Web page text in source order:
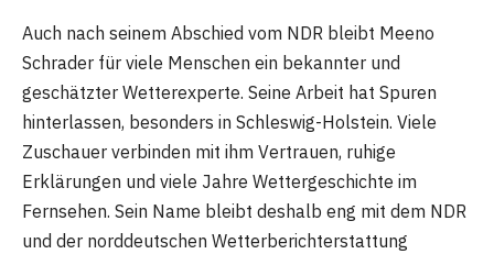
Auch nach seinem Abschied vom NDR bleibt Meeno
Schrader für viele Menschen ein bekannter und
geschätzter Wetterexperte. Seine Arbeit hat Spuren
hinterlassen, besonders in Schleswig-Holstein. Viele
Zuschauer verbinden mit ihm Vertrauen, ruhige
Erklärungen und viele Jahre Wettergeschichte im
Fernsehen. Sein Name bleibt deshalb eng mit dem NDR
und der norddeutschen Wetterberichterstattung